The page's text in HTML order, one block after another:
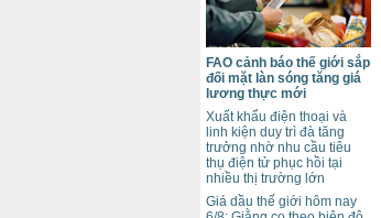
FAO cảnh báo thế giới sắp
đối mặt làn sóng tăng giá
lương thực mới
Xuất khẩu điện thoại và
linh kiện duy trì đà tăng
trưởng nhờ nhu cầu tiêu
thụ điện tử phục hồi tại
nhiều thị trường lớn
Giá dầu thế giới hôm nay